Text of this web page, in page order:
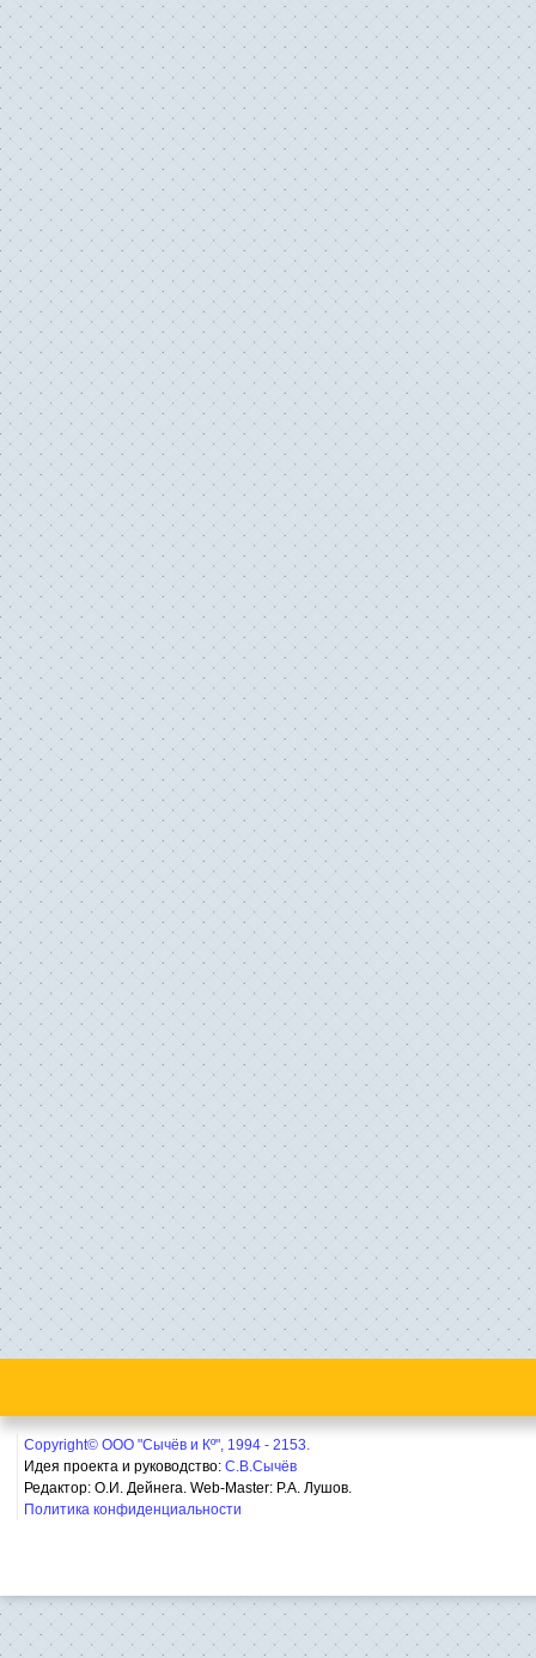
Copyright© ООО "Сычёв и Кº", 1994 - 2153.
Идея проекта и руководство: С.В.Сычёв
Редактор: О.И. Дейнега. Web-Master: Р.А. Лушов.
Политика конфиденциальности